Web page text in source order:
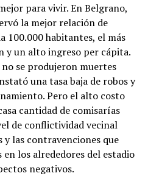
para vivir. En Belgrano,
la mejor relación de
100.000 habitantes, el más
y un alto ingreso per cápita.
se produjeron muertes
una tasa baja de robos y
Pero el alto costo
cantidad de comisarías
de conflictividad vecinal
las contravenciones que
en los alrededores del estadio
negativos.